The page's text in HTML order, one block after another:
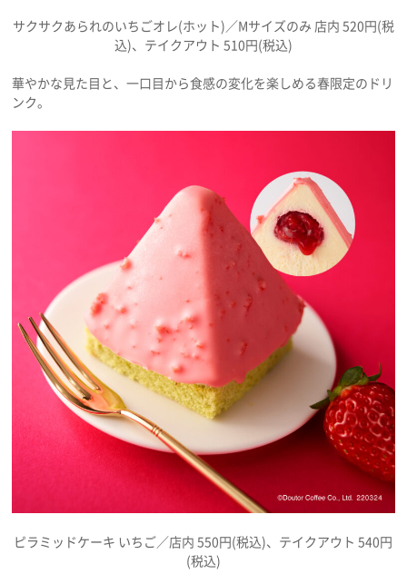
サクサクあられのいちごオレ(ホット)／Mサイズのみ 店内 520円(税
込)、テイクアウト 510円(税込)
華やかな見た目と、一口目から食感の変化を楽しめる春限定のドリ
ンク。
ピラミッドケーキ いちご／店内 550円(税込)、テイクアウト 540円
(税込)